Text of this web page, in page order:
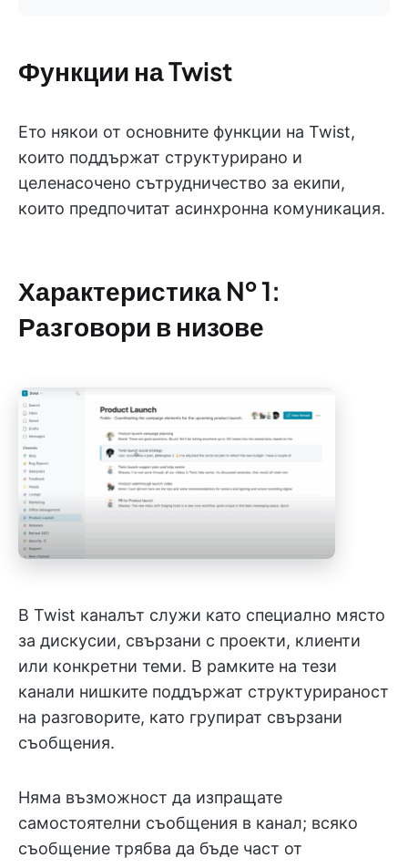
Функции на Twist
Ето някои от основните функции на Twist,
които поддържат структурирано и
целенасочено сътрудничество за екипи,
които предпочитат асинхронна комуникация.
Характеристика № 1:
Разговори в низове
В Twist каналът служи като специално място
за дискусии, свързани с проекти, клиенти
или конкретни теми. В рамките на тези
канали нишките поддържат структурираност
на разговорите, като групират свързани
съобщения.
Няма възможност да изпращате
самостоятелни съобщения в канал; всяко
съобщение трябва да бъде част от